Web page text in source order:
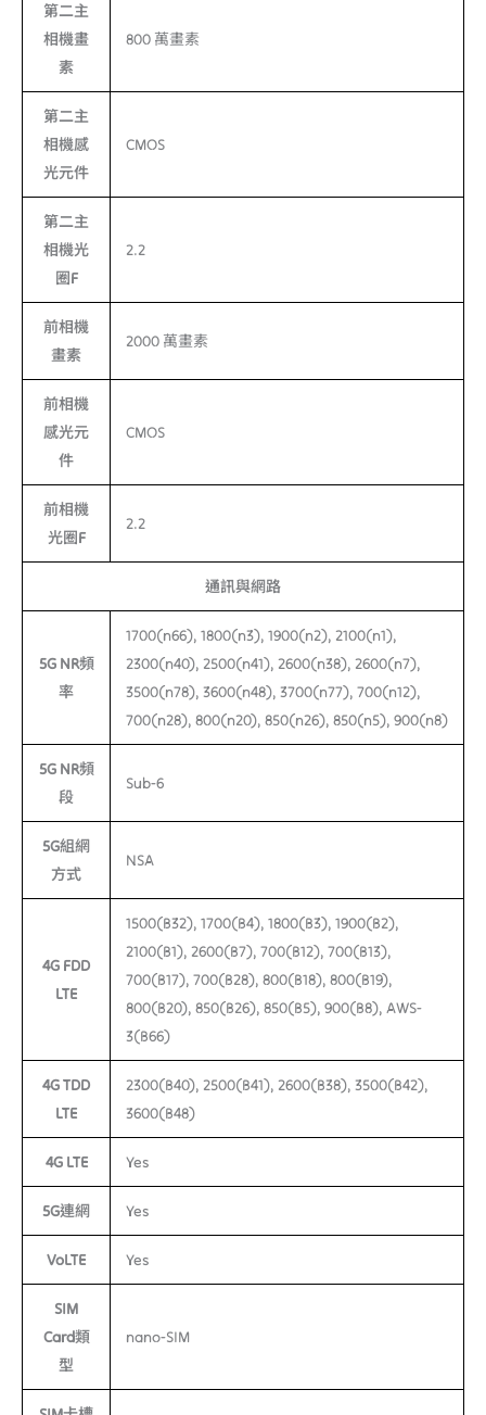
第二主
相機畫
素
800 萬畫素
第二主
相機感
光元件
CMOS
第二主
相機光
圈F
2.2
前相機
畫素
2000 萬畫素
前相機
感光元
件
CMOS
前相機
光圈F
2.2
通訊與網路
5G NR頻
率
1700(n66), 1800(n3), 1900(n2), 2100(n1),
2300(n40), 2500(n41), 2600(n38), 2600(n7),
3500(n78), 3600(n48), 3700(n77), 700(n12),
700(n28), 800(n20), 850(n26), 850(n5), 900(n8)
5G NR頻
段
Sub-6
5G組網
方式
NSA
4G FDD
LTE
1500(B32), 1700(B4), 1800(B3), 1900(B2),
2100(B1), 2600(B7), 700(B12), 700(B13),
700(B17), 700(B28), 800(B18), 800(B19),
800(B20), 850(B26), 850(B5), 900(B8), AWS-
3(B66)
4G TDD
LTE
2300(B40), 2500(B41), 2600(B38), 3500(B42),
3600(B48)
4G LTE Yes
5G連網 Yes
VoLTE Yes
SIM
Card類
型
nano-SIM